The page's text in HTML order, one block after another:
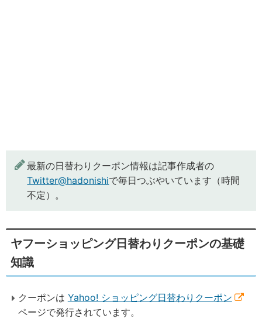
最新の日替わりクーポン情報は記事作成者の
Twitter@hadonishiで毎日つぶやいています（時間
不定）。
ヤフーショッピング日替わりクーポンの基礎
知識
クーポンは Yahoo! ショッピング日替わりクーポン
ページで発行されています。